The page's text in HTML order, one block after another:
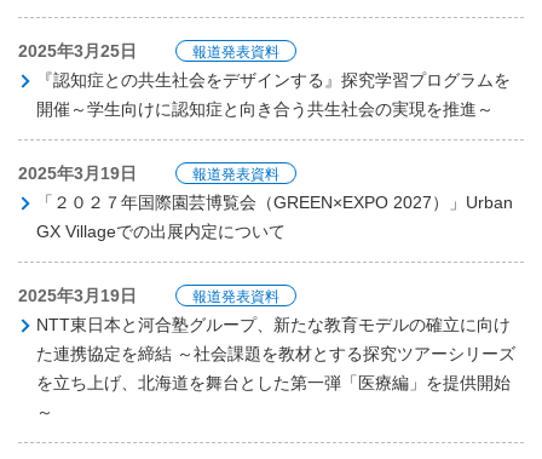
2025年3月25日 報道発表資料
『認知症との共生社会をデザインする』探究学習プログラムを
開催～学生向けに認知症と向き合う共生社会の実現を推進～
2025年3月19日 報道発表資料
「２０２７年国際園芸博覧会（GREEN×EXPO 2027）」Urban
GX Villageでの出展内定について
2025年3月19日 報道発表資料
NTT東日本と河合塾グループ、新たな教育モデルの確立に向け
た連携協定を締結 ～社会課題を教材とする探究ツアーシリーズ
を立ち上げ、北海道を舞台とした第一弾「医療編」を提供開始
～